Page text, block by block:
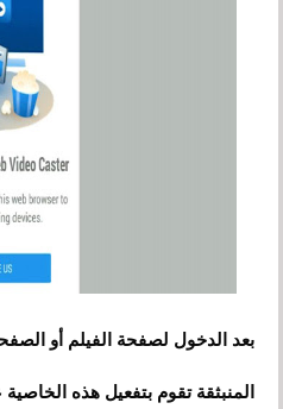
بعد الدخول لصفحة الفيلم أو
المنبثقة تقوم بتفعيل هذه